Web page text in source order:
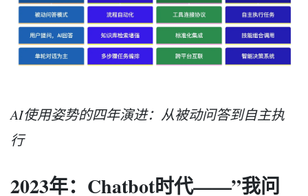
AI使用姿势的四年演进：从被动问答到自主执
行
2023年：Chatbot时代——”我问